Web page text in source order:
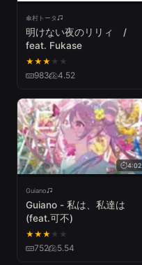
傘村トータ
明けない夜のリリィ /
feat. Fukase
★★★ ★ ★
983 4.52
4:02
Guiano
Guiano - 私は、私達は
(feat.可不)
★★★ ★ ★
752 5.54